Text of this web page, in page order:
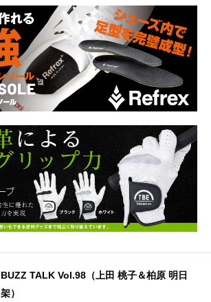
BUZZ TALK Vol.98（上田 桃子＆柏原 明日
架）